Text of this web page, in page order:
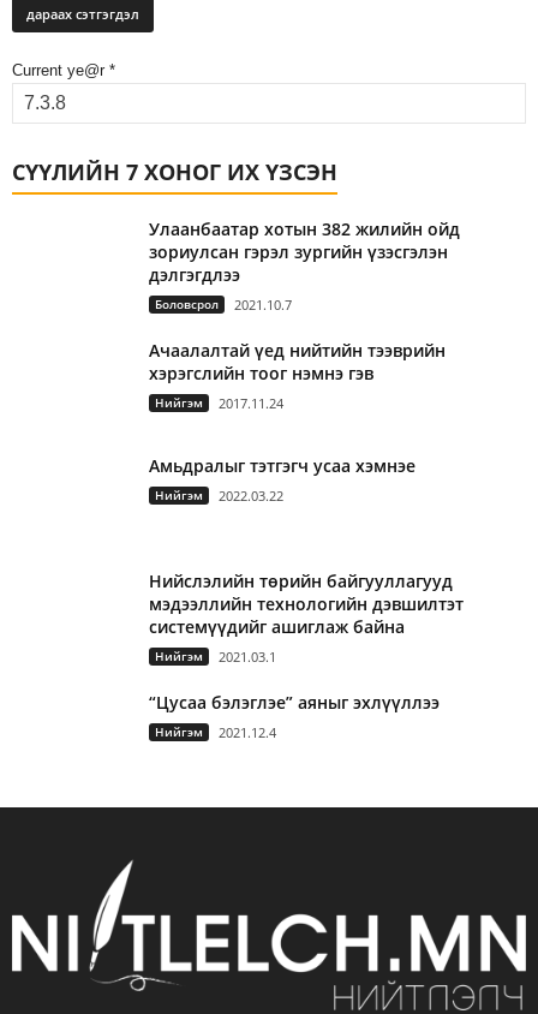
Current ye@r *
СҮҮЛИЙН 7 ХОНОГ ИХ ҮЗСЭН
Улаанбаатар хотын 382 жилийн ойд
зориулсан гэрэл зургийн үзэсгэлэн
дэлгэгдлээ
Боловсрол 2021.10.7
Ачаалалтай үед нийтийн тээврийн
хэрэгслийн тоог нэмнэ гэв
Нийгэм 2017.11.24
Амьдралыг тэтгэгч усаа хэмнэе
Нийгэм 2022.03.22
Нийслэлийн төрийн байгууллагууд
мэдээллийн технологийн дэвшилтэт
системүүдийг ашиглаж байна
Нийгэм 2021.03.1
“Цусаа бэлэглэе” аяныг эхлүүллээ
Нийгэм 2021.12.4